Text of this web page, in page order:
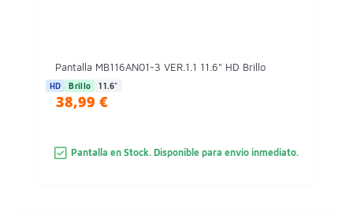
Pantalla MB116AN01-3 VER.1.1 11.6" HD Brillo
HD Brillo 11.6"
38,99 €
Pantalla en Stock. Disponible para envio inmediato.